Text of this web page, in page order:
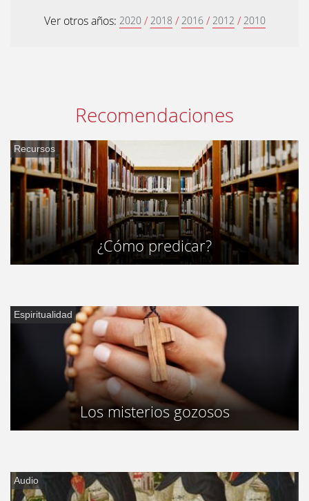
Ver otros años: 2020 / 2018 / 2016 / 2012 / 2010
Recomendaciones
Recursos
¿Cómo predicar?
Espiritualidad
Los misterios gozosos
Audio